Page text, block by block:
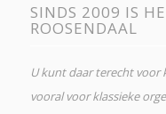
SINDS 2009 IS
ROOSENDAAL
U kunt daar terecht
vooral voor klassieke